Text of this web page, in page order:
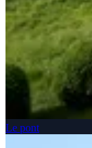
Le pont